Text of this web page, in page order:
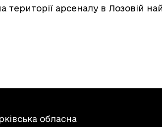
території арсеналу в Лозовій
обласна